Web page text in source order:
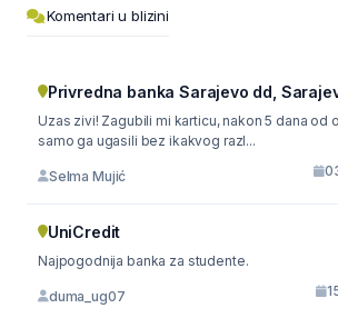
Komentari u blizini
Privredna banka Sarajevo dd,
Uzas zivi! Zagubili mi karticu, nakon 5 dana od
samo ga ugasili bez ikakvog razl...
Selma Mujić
UniCredit
Najpogodnija banka za studente.
duma_ug07